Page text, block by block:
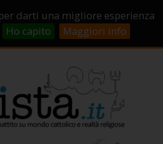
darti una migliore esperienza
Ho capito Maggiori info
Campagne di crowdfunding
Chi Siamo